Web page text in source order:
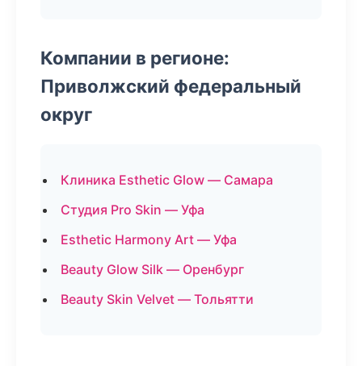
Компании в регионе:
Приволжский федеральный
округ
Клиника Esthetic Glow — Самара
Студия Pro Skin — Уфа
Esthetic Harmony Art — Уфа
Beauty Glow Silk — Оренбург
Beauty Skin Velvet — Тольятти